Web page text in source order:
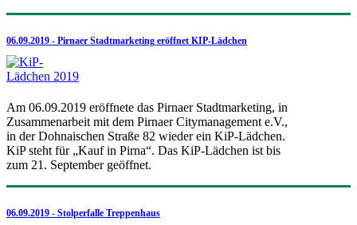
06.09.2019 - Pirnaer Stadtmarketing eröffnet KIP-Lädchen
Am 06.09.2019 eröffnete das Pirnaer Stadtmarketing, in
Zusammenarbeit mit dem Pirnaer Citymanagement e.V.,
in der Dohnaischen Straße 82 wieder ein KiP-Lädchen.
KiP steht für „Kauf in Pirna“. Das KiP-Lädchen ist bis
zum 21. September geöffnet.
06.09.2019 - Stolperfalle Treppenhaus